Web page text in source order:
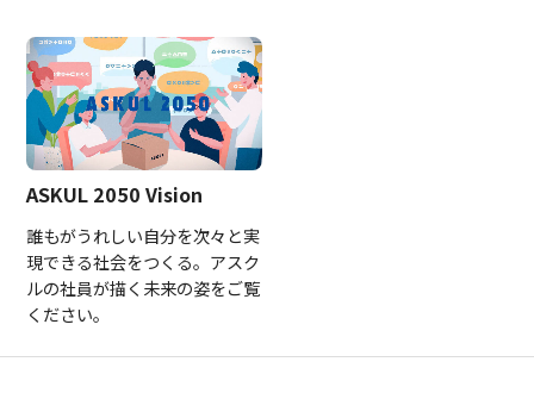
ASKUL 2050 Vision
誰もがうれしい自分を次々と実
現できる社会をつくる。アスク
ルの社員が描く未来の姿をご覧
ください。